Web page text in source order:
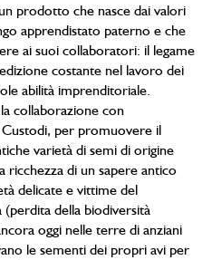
prodotto che nasce dai valori
apprendistato paterno e che
ai suoi collaboratori: il legame
costante nel lavoro dei
abilità imprenditoriale.
collaborazione con
per promuovere il
varietà di semi di origine
ricchezza di un sapere antico
delicate e vittime del
della biodiversità
oggi nelle terre di anziani
le sementi dei propri avi per